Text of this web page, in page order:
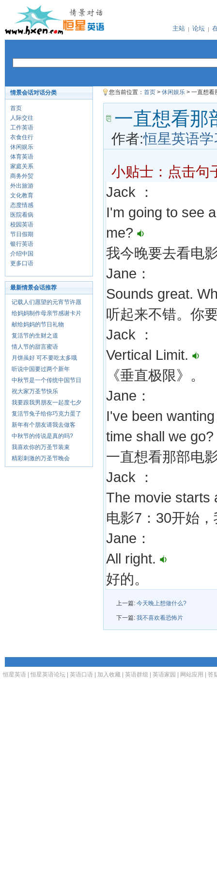
主站 论坛
情景会话对话分类
首页
人际交往
工作英语
衣食住行
休闲娱乐
体育英语
家庭关系
商务外贸
外出旅游
文化教育
态度情感
医院看病
校园英语
节日假期
银行英语
介绍中国
更多口语
最新情景会话推荐
记载人们愿望的元宵节许愿
给妈妈制作母亲节感谢卡片
献给妈妈的节日礼物
复活节的生财之道
情人节的甜言蜜语
月饼虽好 可不要吃太多哦
听说中国要过两个新年
中秋节是一个传统中国节日
祝大家万圣节快乐
我要跟我男朋友一起度七夕
复活节兔子给你巧克力蛋了
新年有个朋友请我去做客
中秋节的传说是真的吗?
我喜欢你的万圣节装束
精彩刺激的万圣节晚会
您当前位置： 首页 > 休闲娱乐 > 一直想看
一直想看那
作者:恒星英语学
小贴士：点击句
Jack ：
I'm going to see
me?
我今晚要去看电
Jane：
Sounds great.
听起来不错。你
Jack ：
Vertical Limit.
《垂直极限》。
Jane：
I've been
time shall we go?
一直想看那部电
Jack ：
The movie starts
电影7：30开始
Jane：
All right.
好的。
上一篇: 今天晚上想做什么?
下一篇: 我不喜欢看恐怖片
恒星英语 恒星英语论坛 英语口语 加入收藏 英语群组 英语家园 网站应用 答